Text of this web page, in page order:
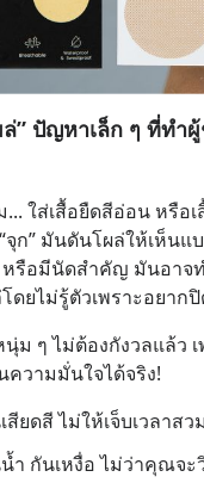
” ปัญหาเล็ก ๆ ที่ทำ
... ใส่เสื้อยืดสีอ่อน หรื
จุก” มันดันโผล่ให้เห็น
หรือมีนัดสำคัญ มันอาจ
ดยไม่รู้ตัวเพราะอยาก
ม ๆ ไม่ต้องกังวลแล้ว เ
ความมั่นใจได้จริง!
สียดสี ไม่ให้เจ็บเวลาสว
ำ กันเหงื่อ ไม่ว่าคุณจะ